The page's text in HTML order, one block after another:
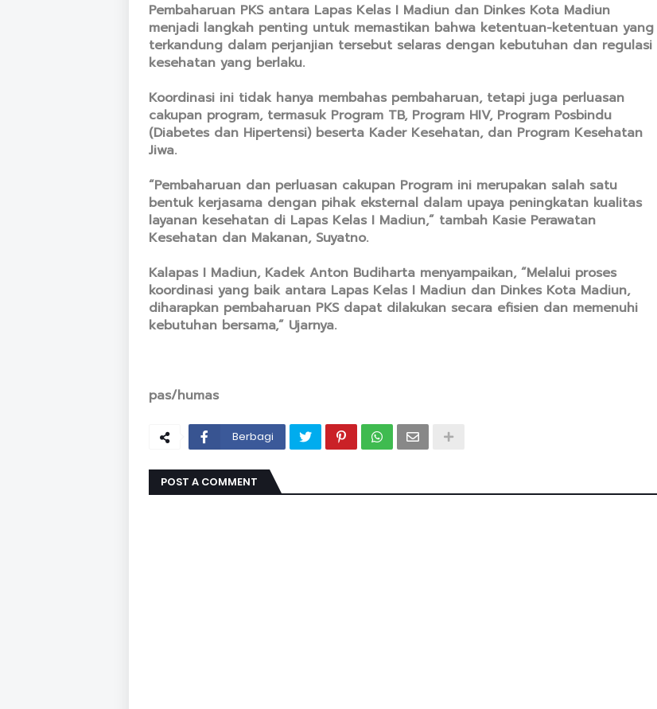
Pembaharuan PKS antara Lapas Kelas I Madiun dan Dinkes Kota Madiun
menjadi langkah penting untuk memastikan bahwa ketentuan-ketentuan yang
terkandung dalam perjanjian tersebut selaras dengan kebutuhan dan regulasi
kesehatan yang berlaku.
Koordinasi ini tidak hanya membahas pembaharuan, tetapi juga perluasan
cakupan program, termasuk Program TB, Program HIV, Program Posbindu
(Diabetes dan Hipertensi) beserta Kader Kesehatan, dan Program Kesehatan
Jiwa.
“Pembaharuan dan perluasan cakupan Program ini merupakan salah satu
bentuk kerjasama dengan pihak eksternal dalam upaya peningkatan kualitas
layanan kesehatan di Lapas Kelas I Madiun,” tambah Kasie Perawatan
Kesehatan dan Makanan, Suyatno.
Kalapas I Madiun, Kadek Anton Budiharta menyampaikan, “Melalui proses
koordinasi yang baik antara Lapas Kelas I Madiun dan Dinkes Kota Madiun,
diharapkan pembaharuan PKS dapat dilakukan secara efisien dan memenuhi
kebutuhan bersama,” Ujarnya.
pas/humas
Berbagi
POST A COMMENT